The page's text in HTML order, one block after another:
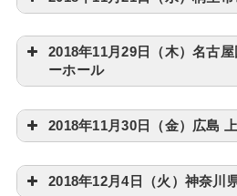
2018年11月29日（木）名古
ーホール
2018年11月30日（金）広島
2018年12月4日（火）神奈川